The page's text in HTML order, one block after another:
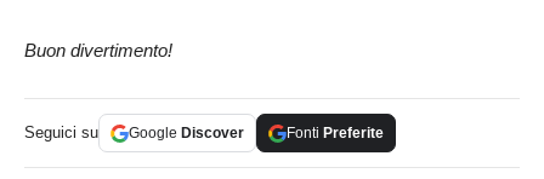
Buon divertimento!
Seguici su Google Discover Fonti Preferite